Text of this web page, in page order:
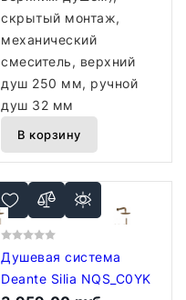
скрытый монтаж,
механический
смеситель, верхний
душ 250 мм, ручной
душ 32 мм
В корзину
Душевая система
Deante Silia NQS_C0YK